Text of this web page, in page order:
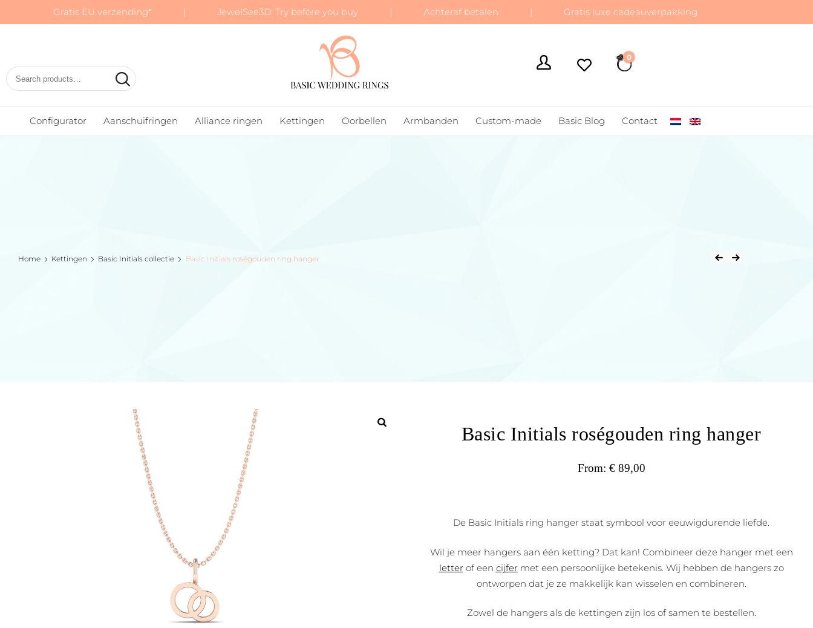
Gratis EU verzending* | JewelSee3D: Try before you buy | Achteraf betalen | Gratis luxe cadeauverpakking
€ 0,00
0
Configurator Aanschuifringen Alliance ringen Kettingen Oorbellen Armbanden Custom-made Basic Blog Contact
Home Kettingen Basic Initials collectie Basic Initials roségouden ring hanger
Basic Initials roségouden ring hanger
From: €89,00
De Basic Initials ring hanger staat symbool voor eeuwigdurende liefde.
Wil je meer hangers aan één ketting? Dat kan! Combineer deze hanger met een
letterof een cijfermet een persoonlijke betekenis. Wij hebben de hangers zo
ontworpen dat je ze makkelijk kan wisselen en combineren.
Zowel de hangers als de kettingen zijn los of samen te bestellen.